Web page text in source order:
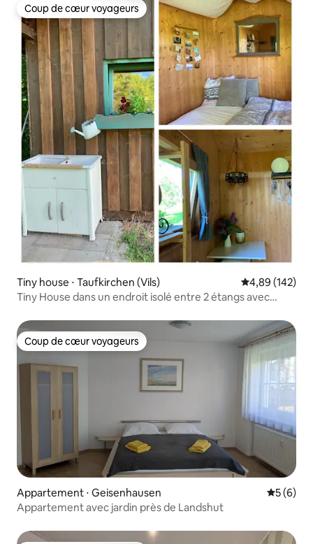
Coup de cœur voyageurs
Coup de cœur voyageurs
Tiny house ⋅ Taufkirchen (Vils) Évaluation
4,89 (142)
Tiny House dans un endroit isolé entre 2 étangs avec
Coup de cœur voyageurs
Coup de cœur voyageurs
Appartement ⋅ Geisenhausen
5 (6)
Appartement avec jardin près de Landshut